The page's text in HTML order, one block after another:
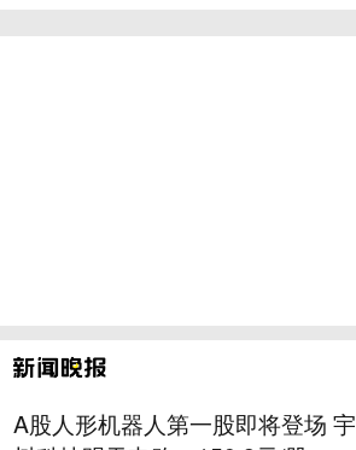
A股人形机器人第一股即将登场 宇